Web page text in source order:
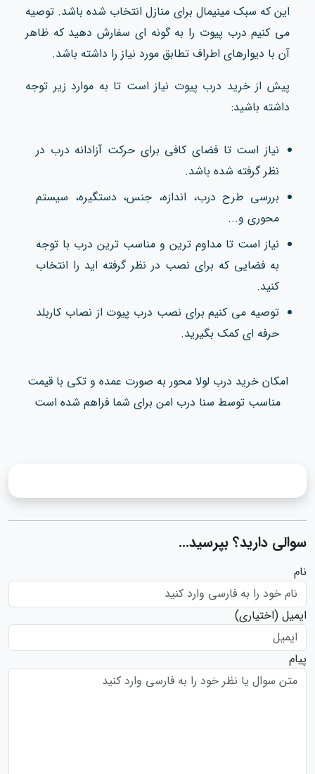
این که سبک مینیمال برای منازل انتخاب شده باشد. توصیه
می کنیم درب پیوت را به گونه ای سفارش دهید که ظاهر
آن با دیوارهای اطراف تطابق مورد نیاز را داشته باشد.
پیش از خرید درب پیوت نیاز است تا به موارد زیر توجه
داشته باشید:
نیاز است تا فضای کافی برای حرکت آزادانه درب در
نظر گرفته شده باشد.
بررسی طرح درب، اندازه، جنس، دستگیره، سیستم
محوری و...
نیاز است تا مداوم ترین و مناسب ترین درب با توجه
به فضایی که برای نصب در نظر گرفته اید را انتخاب
کنید.
توصیه می کنیم برای نصب درب پیوت از نصاب کاربلد
حرفه ای کمک بگیرید.
امکان خرید درب لولا محور به صورت عمده و تکی با قیمت
مناسب توسط سنا درب امن برای شما فراهم شده است
سوالی دارید؟ بپرسید...
نام
ایمیل (اختیاری)
پیام